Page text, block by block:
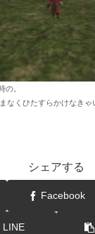
の。
なくひたすらかけなき
シェアする
Facebook
LINE